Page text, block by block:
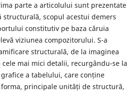
parte a articolului sunt prezentate
structurală, scopul acestui demers
constitutiv pe baza căruia
viziunea compozitorului. S-a
structurală, de la imaginea
mai mici detalii, recurgându-se la
a tabelului, care conține
principale unități de structură,